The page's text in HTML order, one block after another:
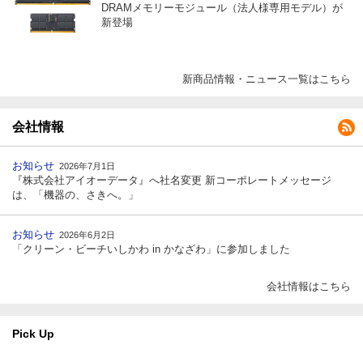
DRAMメモリーモジュール（法人様専用モデル）が
新登場
新商品情報・ニュース一覧はこちら
会社情報
お知らせ 2026年7月1日
『株式会社アイオーデータ』へ社名変更 新コーポレートメッセージ
は、「機器の、さきへ。」
お知らせ 2026年6月2日
「クリーン・ビーチいしかわ in かなざわ」に参加しました
会社情報はこちら
Pick Up